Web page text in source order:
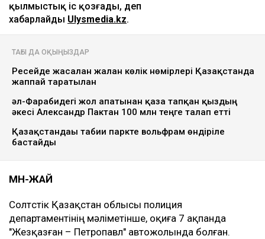
қылмыстық іс қозғады, деп
хабарлайды Ulysmedia.kz.
ТАҒЫ ДА ОҚЫҢЫЗДАР
Ресейде жасалған жалған көлік нөмірлері Қазақстанда
жаппай таратылған
әл-Фарабидегі жол апатынан қаза тапқан қыздың
әкесі Александр Пактан 100 млн теңге талап етті
Қазақстандағы табиғи паркте вольфрам өндіріле
бастайды
МӘН-ЖАЙ
Солтүстік Қазақстан облысы полиция
департаментінің мәліметінше, оқиға 7 ақпанда
"Жезқазған – Петропавл" автожолында болған.